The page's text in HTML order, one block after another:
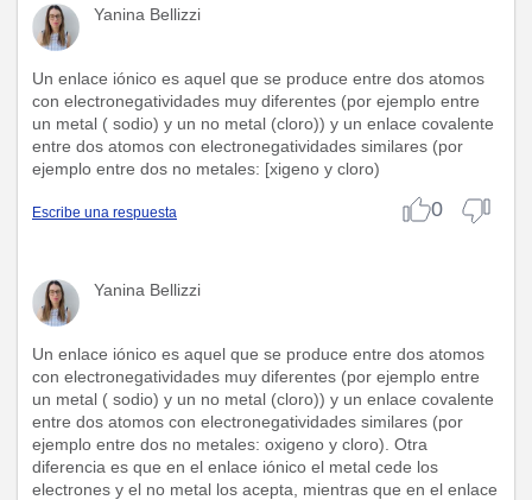
Yanina Bellizzi
Un enlace iónico es aquel que se produce entre dos atomos
con electronegatividades muy diferentes (por ejemplo entre
un metal ( sodio) y un no metal (cloro)) y un enlace covalente
entre dos atomos con electronegatividades similares (por
ejemplo entre dos no metales: [xigeno y cloro)
Escribe una respuesta 0
Yanina Bellizzi
Un enlace iónico es aquel que se produce entre dos atomos
con electronegatividades muy diferentes (por ejemplo entre
un metal ( sodio) y un no metal (cloro)) y un enlace covalente
entre dos atomos con electronegatividades similares (por
ejemplo entre dos no metales: oxigeno y cloro). Otra
diferencia es que en el enlace iónico el metal cede los
electrones y el no metal los acepta, mientras que en el enlace